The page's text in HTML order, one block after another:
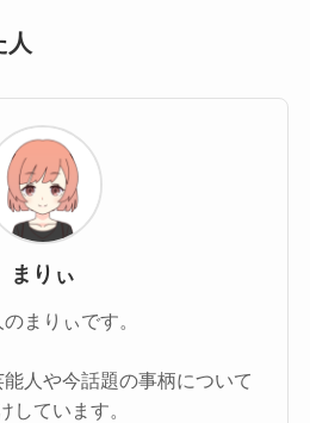
人
まりぃ
まりぃです。
人や今話題の事柄について
しています。